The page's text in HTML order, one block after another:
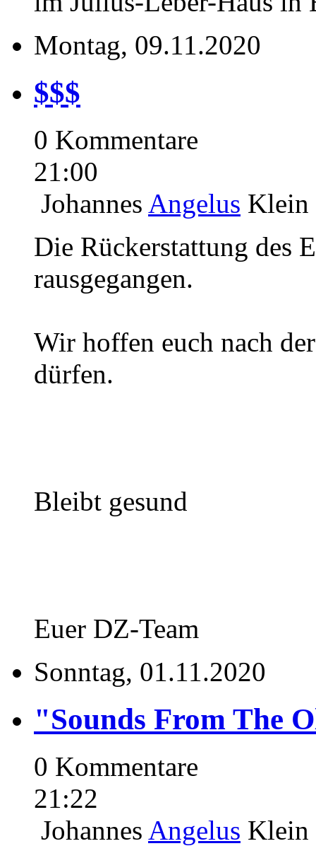
Montag, 09.11.2020
$$$
0 Kommentare
21:00
Johannes Angelus Klein
Die Rückerstattung des
rausgegangen.
Wir hoffen euch nach
dürfen.
Bleibt gesund
Euer DZ-Team
Sonntag, 01.11.2020
"Sounds From The
0 Kommentare
21:22
Johannes Angelus Klein